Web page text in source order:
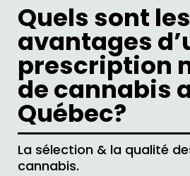
Quels sont les
avantages
prescription
de cannabis
Québec?
La sélection & la qualité
cannabis.